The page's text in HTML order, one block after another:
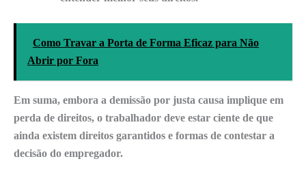
Como Travar a Porta de Forma Eficaz para Não
Abrir por Fora
Em suma, embora a demissão por justa causa implique em
perda de direitos, o trabalhador deve estar ciente de que
ainda existem direitos garantidos e formas de contestar a
decisão do empregador.